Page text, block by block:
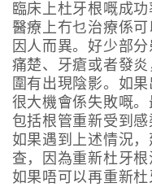
臨床上杜牙根嘅成
醫療上冇乜治療係
因人而異。好少部
痛楚、牙瘡或者發
圍有出現陰影。如
很大機會係失敗嘅
包括根管重新受到感
如果遇到上述情況
查，因為重新杜牙根
如果唔可以再重新杜